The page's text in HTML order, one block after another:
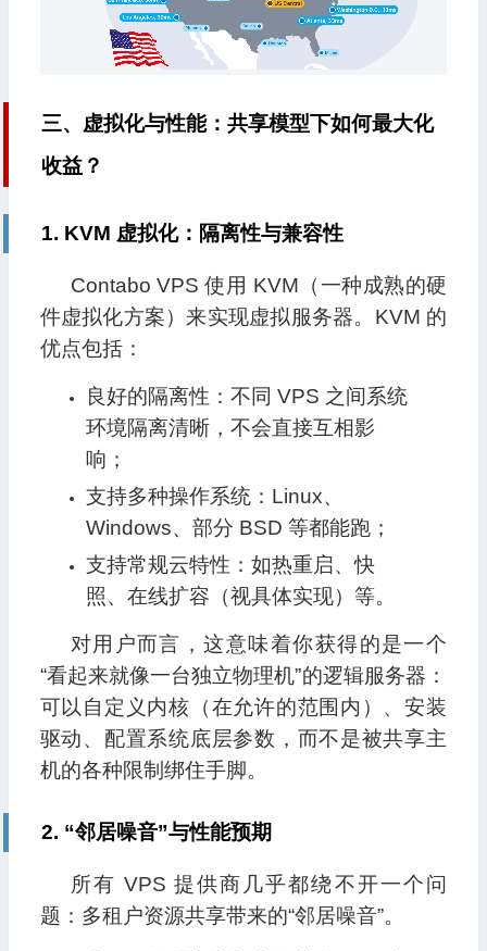
三、虚拟化与性能：共享模型下如何最大化
收益？
1. KVM 虚拟化：隔离性与兼容性
Contabo VPS 使用 KVM（一种成熟的硬
件虚拟化方案）来实现虚拟服务器。KVM 的
优点包括：
良好的隔离性：不同 VPS 之间系统
环境隔离清晰，不会直接互相影
响；
支持多种操作系统：Linux、
Windows、部分 BSD 等都能跑；
支持常规云特性：如热重启、快
照、在线扩容（视具体实现）等。
对用户而言，这意味着你获得的是一个
“看起来就像一台独立物理机”的逻辑服务器：
可以自定义内核（在允许的范围内）、安装
驱动、配置系统底层参数，而不是被共享主
机的各种限制绑住手脚。
2. “邻居噪音”与性能预期
所有 VPS 提供商几乎都绕不开一个问
题：多租户资源共享带来的“邻居噪音”。